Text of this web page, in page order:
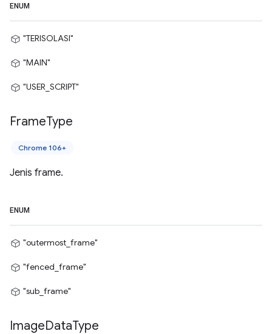
ENUM
"TERISOLASI"
"MAIN"
"USER_SCRIPT"
FrameType
Chrome 106+
Jenis frame.
ENUM
"outermost_frame"
"fenced_frame"
"sub_frame"
ImageDataType